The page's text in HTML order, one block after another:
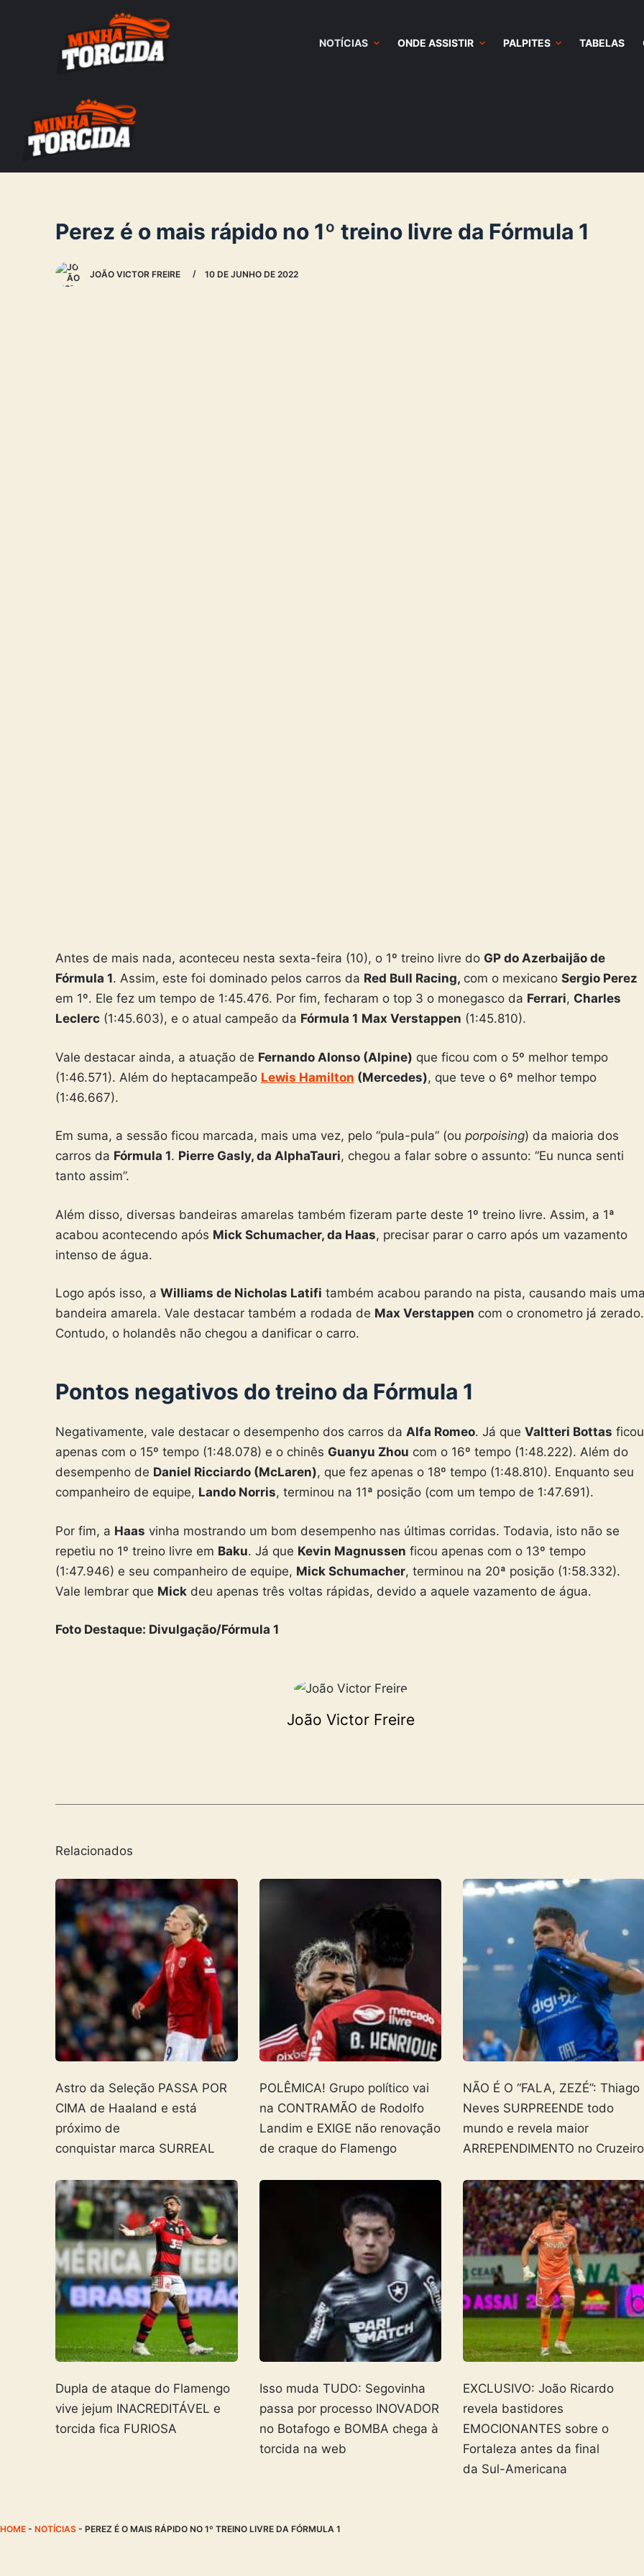
NOTÍCIAS ONDE ASSISTIR PALPITES TABELAS
Perez é o mais rápido no 1º treino livre da Fórmula 1
JOÃO VICTOR FREIRE 10 DE JUNHO DE 2022
Antes de mais nada, aconteceu nesta sexta-feira (10), o 1º treino livre do GP do Azerbaijão de
Fórmula 1. Assim, este foi dominado pelos carros da Red Bull Racing, com o mexicano Sergio Perez
em 1º. Ele fez um tempo de 1:45.476. Por fim, fecharam o top 3 o monegasco da Ferrari, Charles
Leclerc (1:45.603), e o atual campeão da Fórmula 1 Max Verstappen (1:45.810).
Vale destacar ainda, a atuação de Fernando Alonso (Alpine) que ficou com o 5º melhor tempo
(1:46.571). Além do heptacampeão Lewis Hamilton (Mercedes), que teve o 6º melhor tempo
(1:46.667).
Em suma, a sessão ficou marcada, mais uma vez, pelo “pula-pula” (ou porpoising) da maioria dos
carros da Fórmula 1. Pierre Gasly, da AlphaTauri, chegou a falar sobre o assunto: “Eu nunca senti
tanto assim”.
Além disso, diversas bandeiras amarelas também fizeram parte deste 1º treino livre. Assim, a 1ª
acabou acontecendo após Mick Schumacher, da Haas, precisar parar o carro após um vazamento
intenso de água.
Logo após isso, a Williams de Nicholas Latifi também acabou parando na pista, causando mais
bandeira amarela. Vale destacar também a rodada de Max Verstappen com o cronometro já zerado.
Contudo, o holandês não chegou a danificar o carro.
Pontos negativos do treino da Fórmula 1
Negativamente, vale destacar o desempenho dos carros da Alfa Romeo. Já que Valtteri Bottas ficou
apenas com o 15º tempo (1:48.078) e o chinês Guanyu Zhou com o 16º tempo (1:48.222). Além do
desempenho de Daniel Ricciardo (McLaren), que fez apenas o 18º tempo (1:48.810). Enquanto seu
companheiro de equipe, Lando Norris, terminou na 11ª posição (com um tempo de 1:47.691).
Por fim, a Haas vinha mostrando um bom desempenho nas últimas corridas. Todavia, isto não se
repetiu no 1º treino livre em Baku. Já que Kevin Magnussen ficou apenas com o 13º tempo
(1:47.946) e seu companheiro de equipe, Mick Schumacher, terminou na 20ª posição (1:58.332).
Vale lembrar que Mick deu apenas três voltas rápidas, devido a aquele vazamento de água.
Foto Destaque: Divulgação/Fórmula 1
João Victor Freire
Relacionados
Astro da Seleção PASSA POR
CIMA de Haaland e está
próximo de
conquistar marca SURREAL
POLÊMICA! Grupo político vai
na CONTRAMÃO de Rodolfo
Landim e EXIGE não renovação
de craque do Flamengo
NÃO É O “FALA, ZEZÉ”: Thiago
Neves SURPREENDE todo
mundo e revela maior
ARREPENDIMENTO no Cruzeiro
Dupla de ataque do Flamengo
vive jejum INACREDITÁVEL e
torcida fica FURIOSA
Isso muda TUDO: Segovinha
passa por processo INOVADOR
no Botafogo e BOMBA chega à
torcida na web
EXCLUSIVO: João Ricardo
revela bastidores
EMOCIONANTES sobre o
Fortaleza antes da final
da Sul-Americana
HOME - NOTÍCIAS - PEREZ É O MAIS RÁPIDO NO 1º TREINO LIVRE DA FÓRMULA 1